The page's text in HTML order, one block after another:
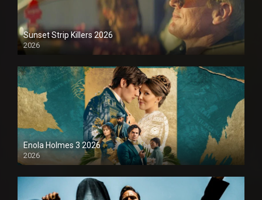
Sunset Strip Killers 2026
2026
1080P
Enola Holmes 3 2026
2026
1080P